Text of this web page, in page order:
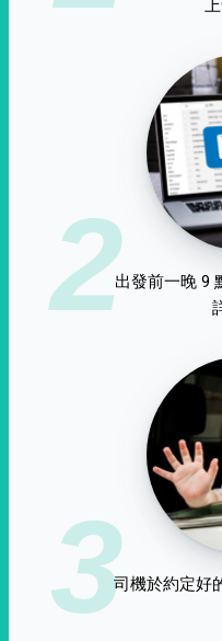
2出發前一晚 9
3司機於約定好